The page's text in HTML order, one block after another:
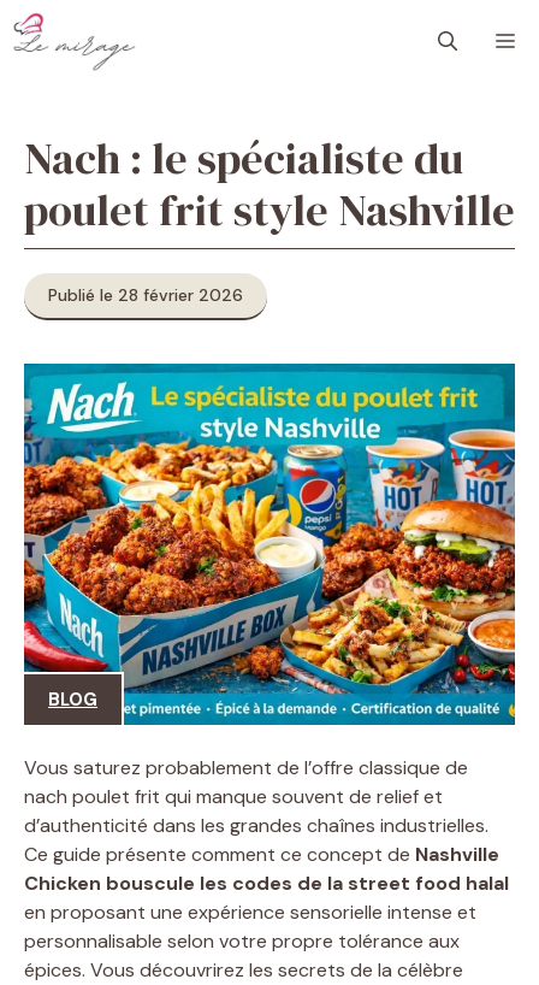
Aller
au
Nach : le spécialiste du
poulet frit style Nashville
Publié le 28 février 2026
BLOG
Vous saturez probablement de l’offre classique de
nach poulet frit qui manque souvent de relief et
d’authenticité dans les grandes chaînes industrielles.
Ce guide présente comment ce concept de Nashville
Chicken bouscule les codes de la street food halal
en proposant une expérience sensorielle intense et
personnalisable selon votre propre tolérance aux
épices. Vous découvrirez les secrets de la célèbre